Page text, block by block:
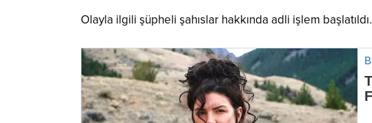
Olayla ilgili şüpheli şahıslar hakkında adli işlem başlatıldı.